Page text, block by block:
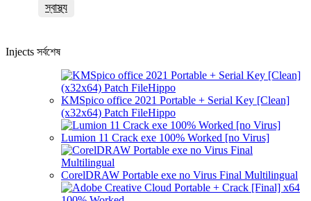
স্বাস্থ্য
Injects সর্বশেষ
KMSpico office 2021 Portable + Serial Key [Clean]
(x32x64) Patch FileHippo
Lumion 11 Crack exe 100% Worked [no Virus]
CorelDRAW Portable exe no Virus Final Multilingual